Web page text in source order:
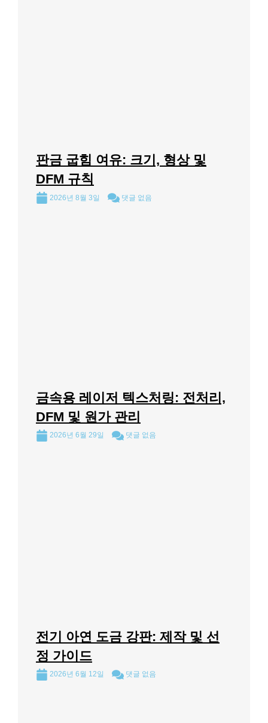
판금 굽힘 여유: 크기, 형상 및
DFM 규칙
2026년 8월 3일 댓글 없음
금속용 레이저 텍스처링: 전처리,
DFM 및 원가 관리
2026년 6월 29일 댓글 없음
전기 아연 도금 강판: 제작 및 선
정 가이드
2026년 6월 12일 댓글 없음